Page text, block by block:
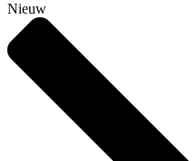
Nieuw